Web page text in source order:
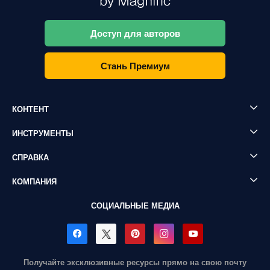
Доступ для авторов
Стань Премиум
КОНТЕНТ
ИНСТРУМЕНТЫ
СПРАВКА
КОМПАНИЯ
СОЦИАЛЬНЫЕ МЕДИА
Получайте эксклюзивные ресурсы прямо на свою почту